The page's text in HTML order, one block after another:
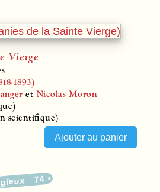
Vierge
1893)
et Nicolas Moron
scientifique)
74